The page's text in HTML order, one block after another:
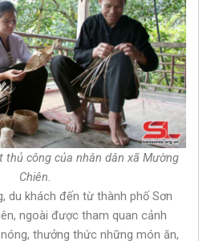
thủ công của nhân dân xã Mường
Chiên.
du khách đến từ thành phố Sơn
ngoài được tham quan cảnh
thưởng thức những món ăn,